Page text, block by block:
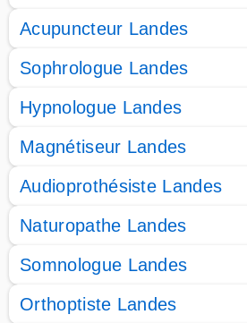
Acupuncteur Landes
Sophrologue Landes
Hypnologue Landes
Magnétiseur Landes
Audioprothésiste Landes
Naturopathe Landes
Somnologue Landes
Orthoptiste Landes